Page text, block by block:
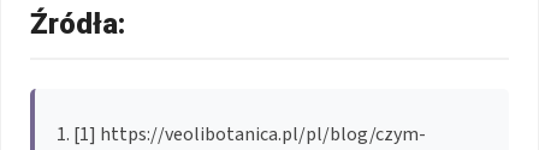
Źródła:
[1] https://veolibotanica.pl/pl/blog/czym-